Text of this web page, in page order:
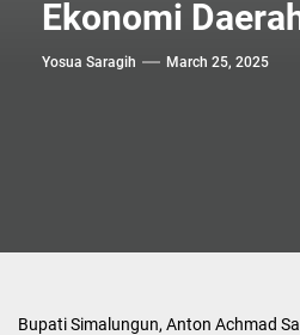
Ekonomi
Yosua Saragih March 25, 2025
Bupati Simalungun, Anton Achmad